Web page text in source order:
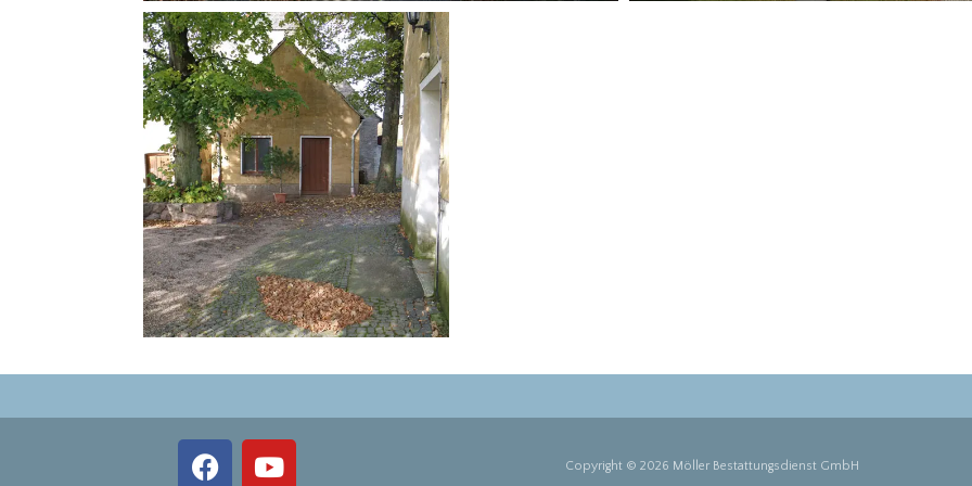
Copyright © 2026 Möller Bestattungsdienst GmbH